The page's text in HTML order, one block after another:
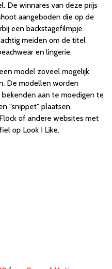
De winnares van deze prijs
aangeboden die op de
een backstagefilmpje.
meiden om de titel
en lingerie.
model zoveel mogelijk
De modellen worden
aan te moedigen te
"snippet" plaatsen,
of andere websites met
op Look I Like.